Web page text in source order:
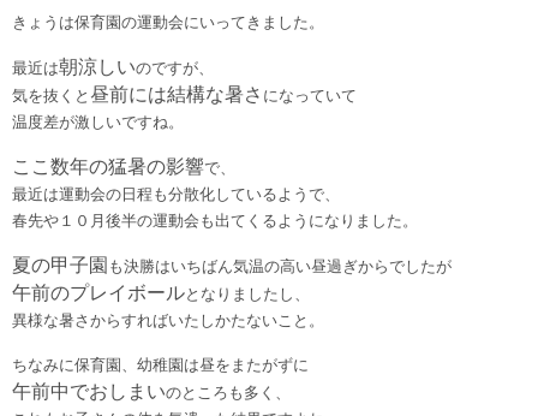
きょうは保育園の運動会にいってきました。
最近は朝涼しいのですが、
気を抜くと 昼前には結構な暑さ になっていて
温度差が激しいですね。
ここ数年の猛暑の影響で、
最近は運動会の日程も分散化しているようで、
春先や１０月後半の運動会も出てくるようになりました。
夏の甲子園 も決勝はいちばん気温の高い昼過ぎからでしたが
午前のプレイボールとなりましたし、
異様な暑さからすればいたしかたないこと。
ちなみに保育園、幼稚園は昼をまたがずに
午前中でおしまいのところも多く、